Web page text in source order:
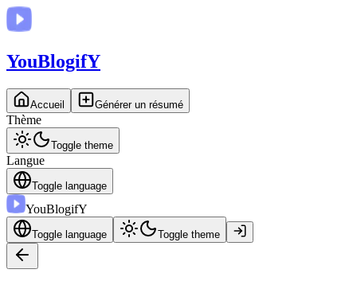
YouBlogifY
Accueil Générer un résumé
Thème
Toggle theme
Langue
Toggle language
YouBlogifY
Toggle language Toggle theme